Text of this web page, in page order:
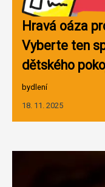
Hravá oáza
Vyberte ten
dětského
bydlení
18. 11. 2025